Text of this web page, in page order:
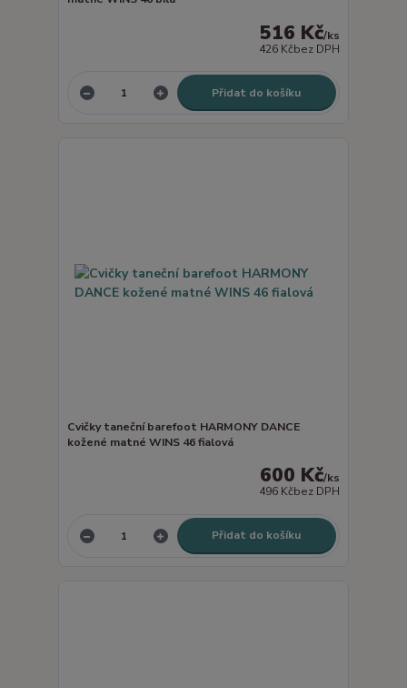
516 Kč/ks
426 Kčbez DPH
Přidat do košíku
Cvičky taneční barefoot HARMONY DANCE
kožené matné WINS 46 fialová
600 Kč/ks
496 Kčbez DPH
Přidat do košíku